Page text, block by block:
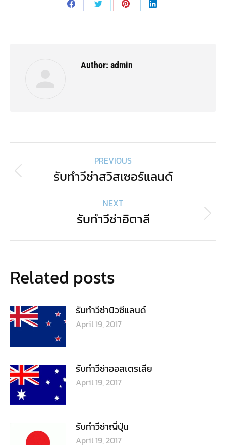
Share Share Share Share
Author: admin
Post
navigation
PREVIOUS
Previous
รับทำวีซ่าสวิสเซอร์แลนด์
NEXT
Next
รับทำวีซ่าอิตาลี
Related posts
รับทำวีซ่านิวซีแลนด์
April 19, 2017
รับทำวีซ่าออสเตรเลีย
April 19, 2017
รับทำวีซ่าญี่ปุ่น
April 19, 2017